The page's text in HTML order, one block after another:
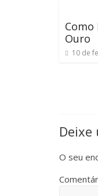
Ouro
10 de
O seu